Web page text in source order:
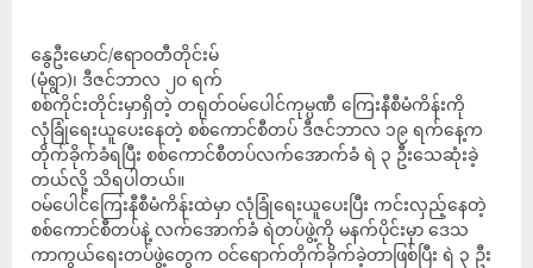
နွေဦးမောင်/ဧရာဝတီတိုင်းမ်
(မုံရွာ)၊ ဒီဇင်ဘာလ ၂၀ ရက်
စစ်ကိုင်းတိုင်းမှာရှိတဲ့ တရုတ်ဝမ်ပေါင်ကုမ္ပဏီ ကြေးနီစီမံကိန်းကို
လုံခြုံရေးယူပေးနေတဲ့ စစ်ကောင်စီတပ် ဒီဇင်ဘာလ ၁၉ ရက်နေ့က
တိုက်ခိုက်ခံရပြီး စစ်ကောင်စီတပ်လက်အောက်ခံ ရဲ ၃ ဦးသေဆုံးခဲ့
တယ်လို့ သိရပါတယ်။
ဝမ်ပေါင်ကြေးနီစီမံကိန်းထဲမှာ လုံခြုံရေးယူပေးပြီး ကင်းလှည့်နေတဲ့
စစ်ကောင်စီတပ်နဲ့ လက်အောက်ခံ ရဲတပ်ဖွဲ့ကို မနက်ပိုင်းမှာ ဒေသ
ကာကွယ်ရေးတပ်ဖွဲ့တွေက ဝင်ရောက်တိုက်ခိုက်ခဲ့တာဖြစ်ပြီး ရဲ ၃ ဦး